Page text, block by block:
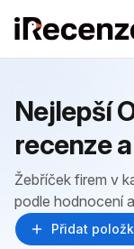
Nejlepší
recenze
Žebříček firem v
podle hodnocení
Přidat